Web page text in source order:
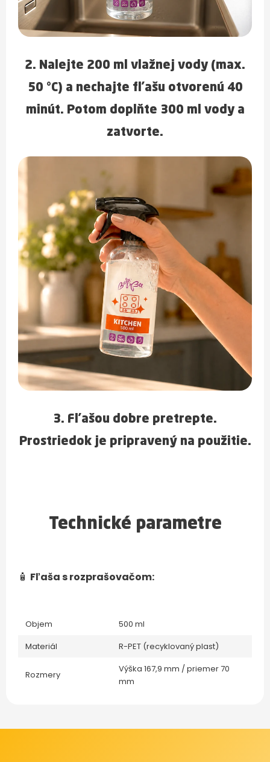
2. Nalejte 200 ml vlažnej vody (max.
50 °C) a nechajte fľašu otvorenú 40
minút. Potom doplňte 300 ml vodya
zatvorte.
3. Fľašou dobre pretrepte.
Prostriedok je pripravený na použitie.
Technické parametre
🧴 Fľaša s rozprašovačom:
Objem
500 ml
Materiál
R-PET (recyklovaný plast)
Rozmery
Výška 167,9 mm / priemer 70
mm